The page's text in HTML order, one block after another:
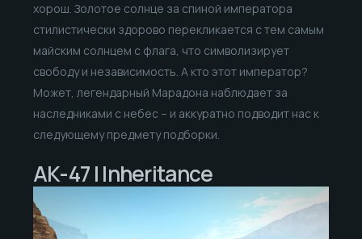
хорош. Золотое солнце за спиной императора
стилистически здорово перекликается с тем самым
майским солнцем с флага, что символизирует
свободу и независимость. А кто этот император?
Может, легендарный Марадона наблюдает за
наследниками с небес – и аккуратно подводит нас к
следующему предмету подборки.
AK-47 | Inheritance